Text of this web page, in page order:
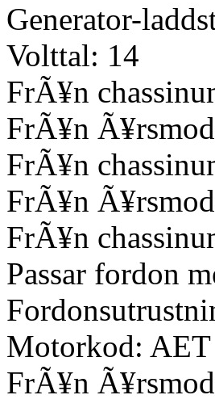
Generator-
Volttal: 14
FrÃ¥n
FrÃ¥n
FrÃ¥n
FrÃ¥n
FrÃ¥n
Passar fordon
Motorkod: AET
FrÃ¥n